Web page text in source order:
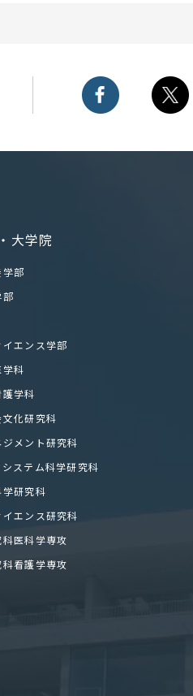
大学院
学部
部
イエンス学部
学科
護学科
文化研究科
ジメント研究科
システム科学研究科
学研究科
イエンス研究科
科医科学専攻
科看護学専攻